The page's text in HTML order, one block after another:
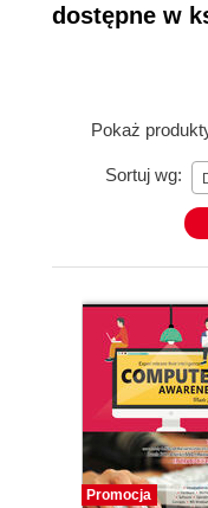
dostępne w
Pokaż
Sortuj wg:
Promocja